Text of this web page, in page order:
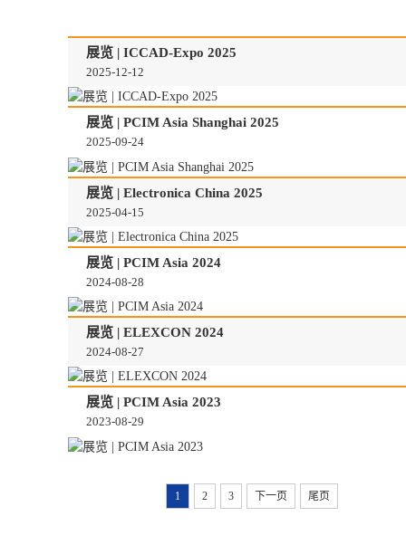
展览 | ICCAD-Expo 2025
2025-12-12
展览 | PCIM Asia Shanghai 2025
2025-09-24
展览 | Electronica China 2025
2025-04-15
展览 | PCIM Asia 2024
2024-08-28
展览 | ELEXCON 2024
2024-08-27
展览 | PCIM Asia 2023
2023-08-29
1 2 3 下一页 尾页